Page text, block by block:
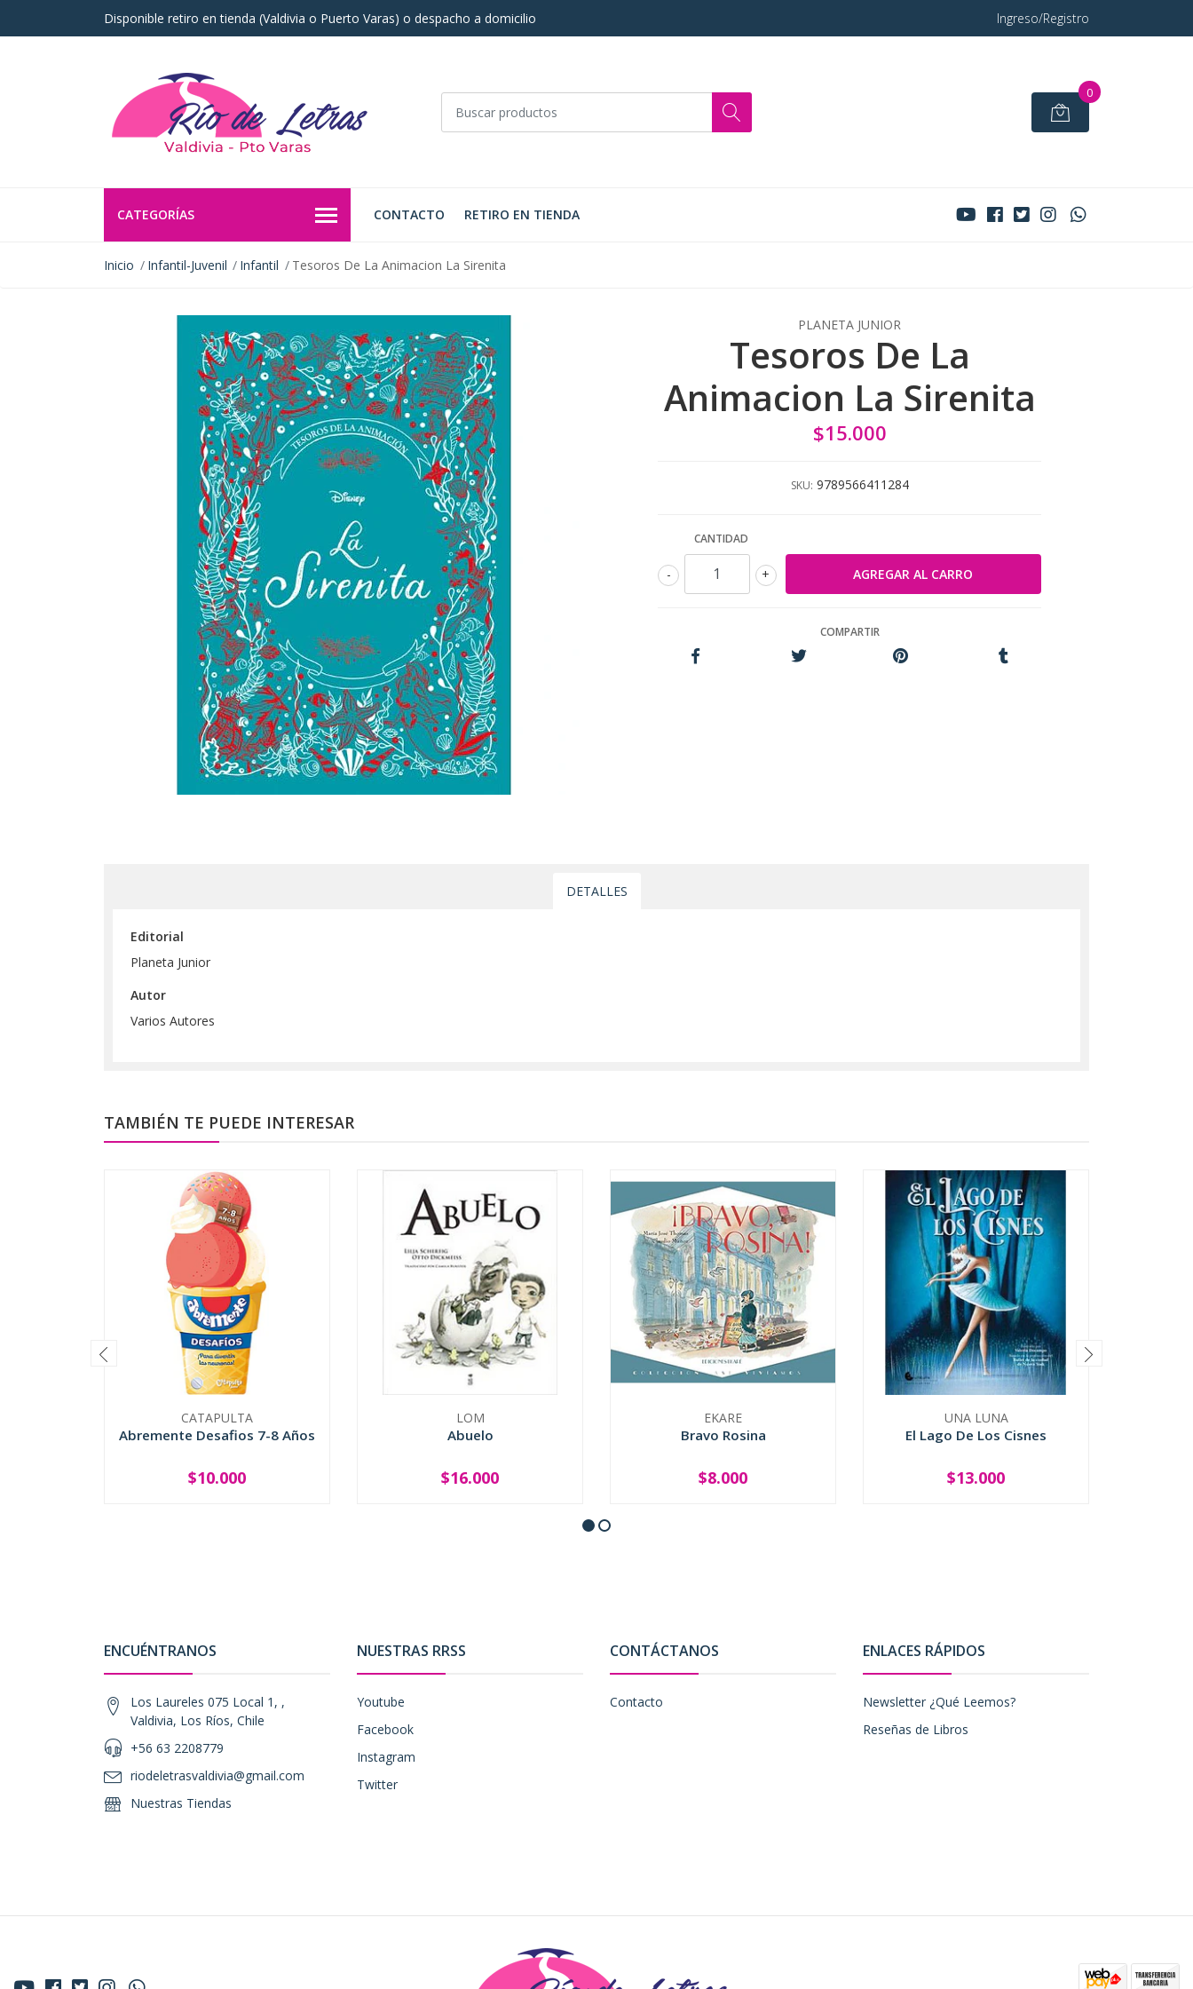
Disponible retiro en tienda (Valdivia o Puerto Varas) o despacho a domicilio Ingreso/Registro
0
CATEGORÍAS CONTACTO RETIRO EN TIENDA
Inicio Infantil-Juvenil Infantil Tesoros De La Animacion La Sirenita
PLANETA JUNIOR
Tesoros De La
Animacion La Sirenita
$15.000
SKU: 9789566411284
CANTIDAD
+
-
COMPARTIR
DETALLES
Editorial
Planeta Junior
Autor
Varios Autores
TAMBIÉN TE PUEDE INTERESAR
CATAPULTA
Abremente Desafios 7-8 Años
+
$10.000
LOM
Abuelo
+
$16.000
EKARE
Bravo Rosina
+
$8.000
UNA LUNA
El Lago De Los Cisnes
+
$13.000
ENCUÉNTRANOS
Los Laureles 075 Local 1, ,
Valdivia, Los Ríos, Chile
+56 63 2208779
riodeletrasvaldivia@gmail.com
Nuestras Tiendas
NUESTRAS RRSS
Youtube
Facebook
Instagram
Twitter
CONTÁCTANOS
Contacto
ENLACES RÁPIDOS
Newsletter ¿Qué Leemos?
Reseñas de Libros